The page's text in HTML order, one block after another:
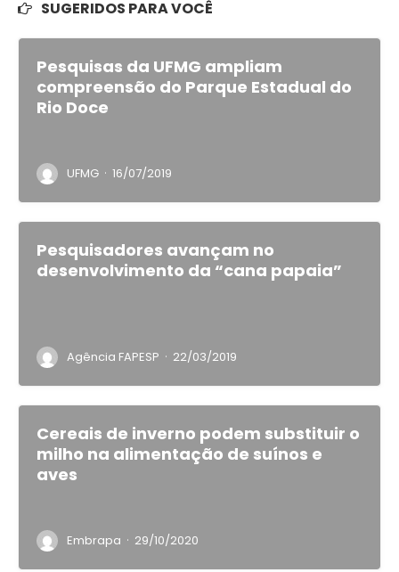
SUGERIDOS PARA VOCÊ
Pesquisas da UFMG ampliam
compreensão do Parque Estadual do
Rio Doce
UFMG · 16/07/2019
Pesquisadores avançam no
desenvolvimento da “cana papaia”
Agência FAPESP · 22/03/2019
Cereais de inverno podem substituir o
milho na alimentação de suínos e
aves
Embrapa · 29/10/2020